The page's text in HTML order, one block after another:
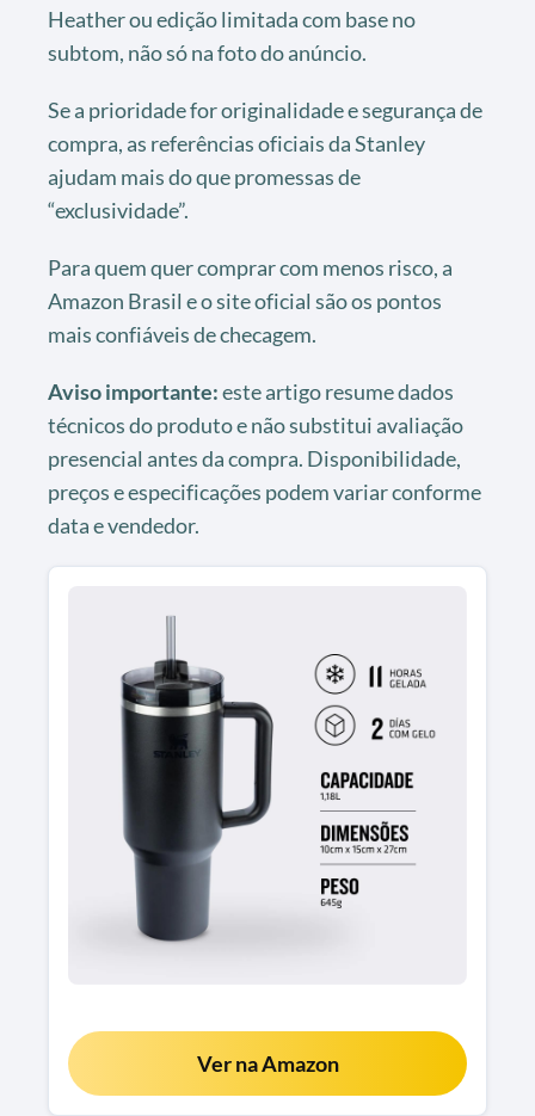
Heather ou edição limitada com base no
subtom, não só na foto do anúncio.
Se a prioridade for originalidade e segurança de
compra, as referências oficiais da Stanley
ajudam mais do que promessas de
“exclusividade”.
Para quem quer comprar com menos risco, a
Amazon Brasil e o site oficial são os pontos
mais confiáveis de checagem.
Aviso importante:este artigo resume dados
técnicos do produto e não substitui avaliação
presencial antes da compra. Disponibilidade,
preços e especificações podem variar conforme
data e vendedor.
Ver na Amazon